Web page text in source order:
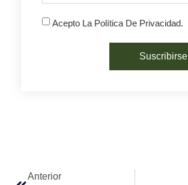
Acepto La Política De Privacidad.
Suscribirse
Anterior